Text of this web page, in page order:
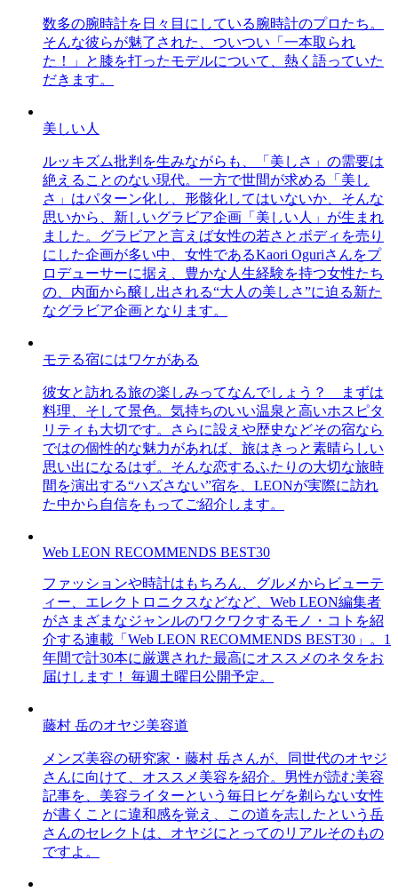
数多の腕時計を日々目にしている腕時計のプロたち。
そんな彼らが魅了された、ついつい「一本取られ
た！」と膝を打ったモデルについて、熱く語っていた
だきます。
美しい人
ルッキズム批判を生みながらも、「美しさ」の需要は
絶えることのない現代。一方で世間が求める「美し
さ」はパターン化し、形骸化してはいないか、そんな
思いから、新しいグラビア企画「美しい人」が生まれ
ました。グラビアと言えば女性の若さとボディを売り
にした企画が多い中、女性であるKaori Oguriさんをプ
ロデューサーに据え、豊かな人生経験を持つ女性たち
の、内面から醸し出される“大人の美しさ”に迫る新た
なグラビア企画となります。
モテる宿にはワケがある
彼女と訪れる旅の楽しみってなんでしょう？ まずは
料理、そして景色。気持ちのいい温泉と高いホスピタ
リティも大切です。さらに設えや歴史などその宿なら
ではの個性的な魅力があれば、旅はきっと素晴らしい
思い出になるはず。そんな恋するふたりの大切な旅時
間を演出する“ハズさない”宿を、LEONが実際に訪れ
た中から自信をもってご紹介します。
Web LEON RECOMMENDS BEST30
ファッションや時計はもちろん、グルメからビューテ
ィー、エレクトロニクスなどなど、Web LEON編集者
がさまざまなジャンルのワクワクするモノ・コトを紹
介する連載「Web LEON RECOMMENDS BEST30」。1
年間で計30本に厳選された最高にオススメのネタをお
届けします！ 毎週土曜日公開予定。
藤村 岳のオヤジ美容道
メンズ美容の研究家・藤村 岳さんが、同世代のオヤジ
さんに向けて、オススメ美容を紹介。男性が読む美容
記事を、美容ライターという毎日ヒゲを剃らない女性
が書くことに違和感を覚え、この道を志したという岳
さんのセレクトは、オヤジにとってのリアルそのもの
ですよ。